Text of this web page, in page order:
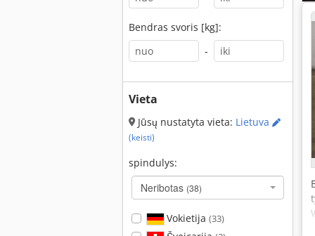
Bendras svoris [kg]:
-
Vieta
Jūsų nustatyta vieta: Lietuva
(keisti)
spindulys:
Neribotas (38)
Vokietija (33)